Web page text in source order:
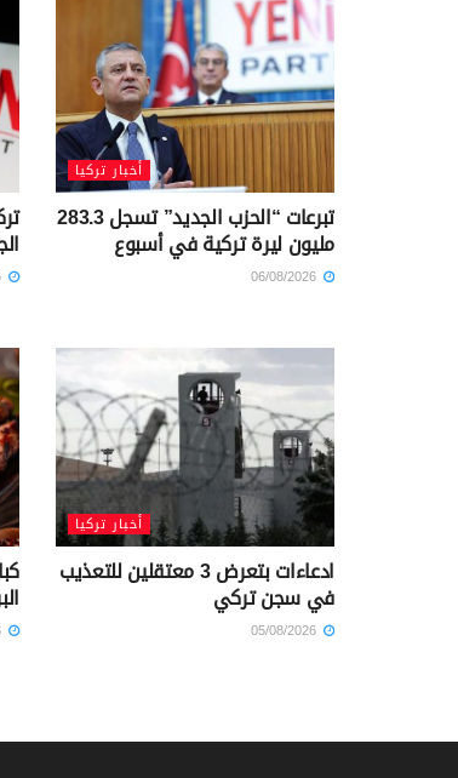
أخبار تركيا
تبرعات “الحزب الجديد” تسجل 283.3
مليون ليرة تركية في أسبوع
أخبار تركيا
ادعاءات بتعرض 3 معتقلين للتعذيب
في سجن تركي